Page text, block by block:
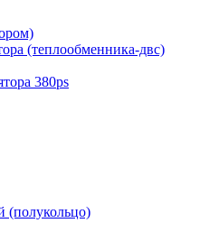
(теплообменника-двс)
380ps